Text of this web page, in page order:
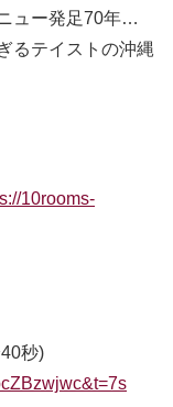
ュー発足70年…
るテイストの沖縄
10rooms-
秒)